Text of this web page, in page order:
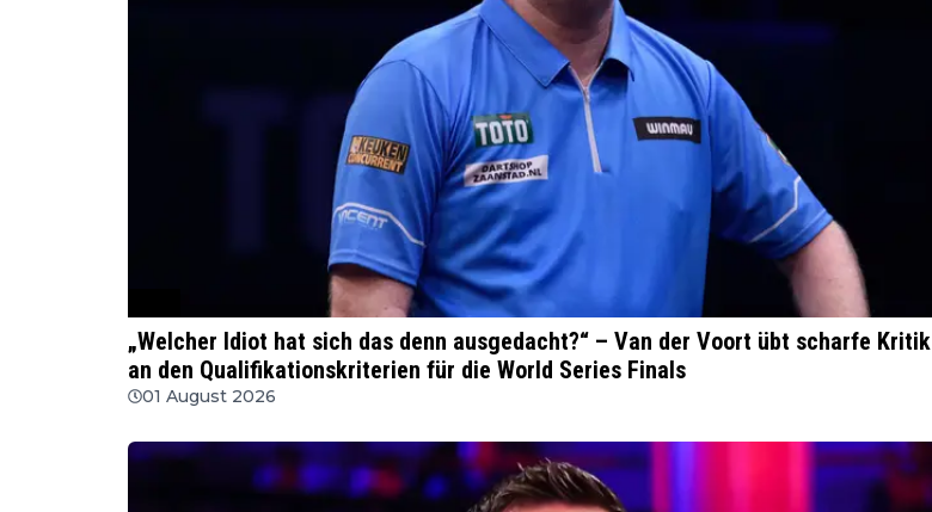
„Welcher Idiot hat sich das denn ausgedacht?“ – Van der Voort übt scharfe Kritik
an den Qualifikationskriterien für die World Series Finals
01 August 2026